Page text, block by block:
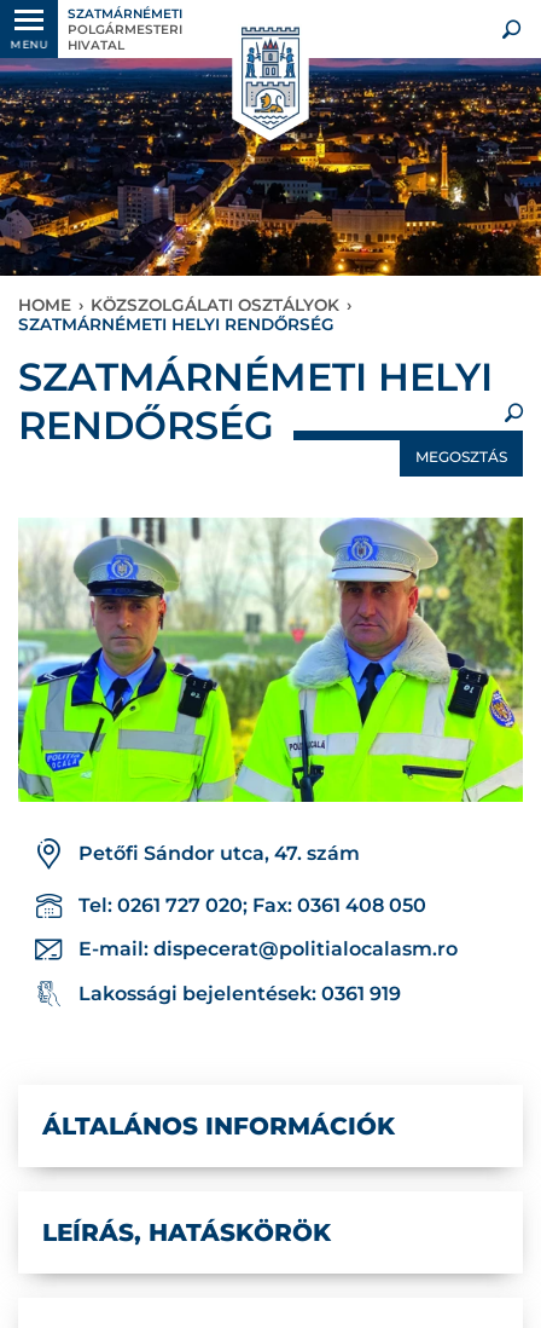
MENU
SZATMÁRNÉMETI
POLGÁRMESTERI
HIVATAL
HOME › KÖZSZOLGÁLATI OSZTÁLYOK ›
SZATMÁRNÉMETI HELYI RENDŐRSÉG
SZATMÁRNÉMETI HELYI
RENDŐRSÉG
MEGOSZTÁS
Petőfi Sándor utca, 47. szám
Tel: 0261 727 020; Fax: 0361 408 050
E-mail: dispecerat@politialocalasm.ro
Lakossági bejelentések: 0361 919
ÁLTALÁNOS INFORMÁCIÓK
LEÍRÁS, HATÁSKÖRÖK